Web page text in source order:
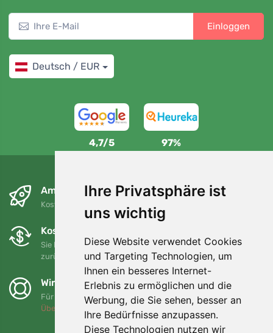
Ihre Privatsphäre ist
uns wichtig
Diese Website verwendet Cookies
und Targeting Technologien, um
Ihnen ein besseres Internet-
Erlebnis zu ermöglichen und die
Werbung, die Sie sehen, besser an
Ihre Bedürfnisse anzupassen.
Diese Technologien nutzen wir
Einloggen
Deutsch / EUR
4,7/5 97%
Am nächsten Tag und kostenlos
Kostenloser Versand für Bestellungen über 80 EUR
Kostenloser Umtausch und Rückgabe
Sie können Ihre Bestellung jederzeit innerhalb von 90 Tagen
zurückgeben oder umtauschen.
Wir unterstützen Trees.org
Für jede Bestellung pflanzen wir einen Baum! Mehr lesen
Über uns